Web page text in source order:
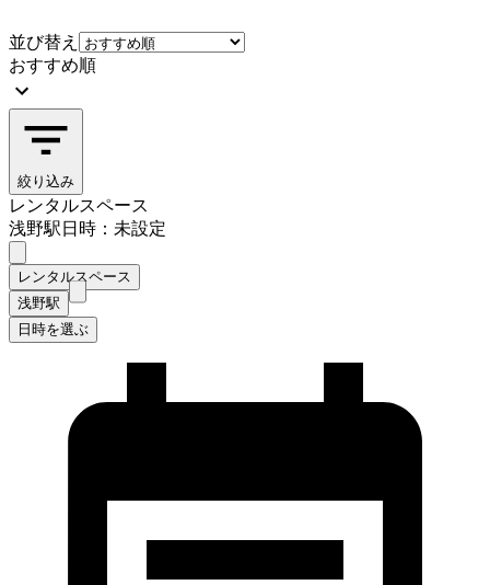
並び替え
おすすめ順
絞り込み
レンタルスペース
浅野駅日時：未設定
レンタルスペース
浅野駅
日時を選ぶ